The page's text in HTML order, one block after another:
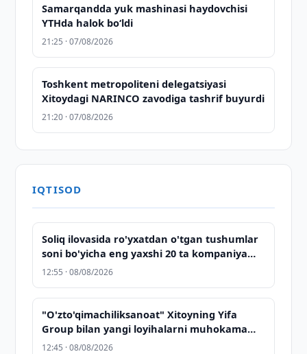
Samarqandda yuk mashinasi haydovchisi
YTHda halok bo‘ldi
21:25 · 07/08/2026
Toshkent metropoliteni delegatsiyasi
Xitoydagi NARINCO zavodiga tashrif buyurdi
21:20 · 07/08/2026
IQTISOD
Soliq ilovasida ro'yxatdan o'tgan tushumlar
soni bo'yicha eng yaxshi 20 ta kompaniya
nomi e'lon qilindi
12:55 · 08/08/2026
"O'zto'qimachiliksanoat" Xitoyning Yifa
Group bilan yangi loyihalarni muhokama
qildi
12:45 · 08/08/2026